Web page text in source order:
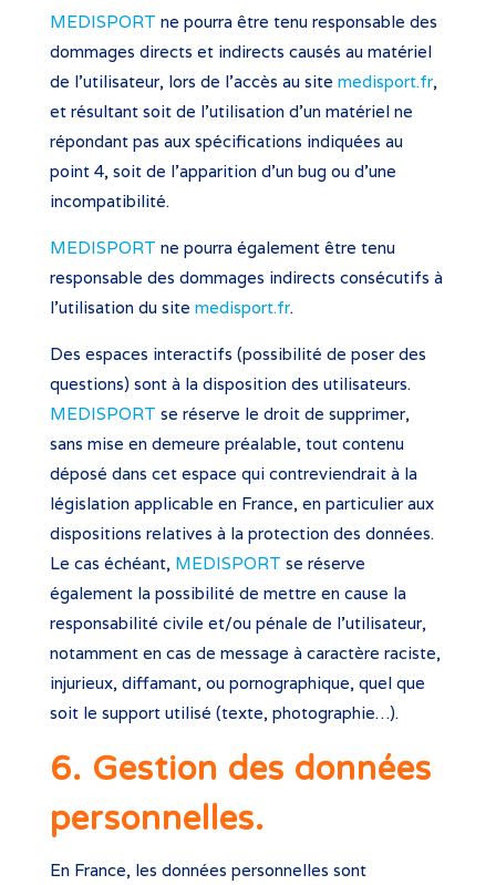
MEDISPORT ne pourra être tenu responsable des
dommages directs et indirects causés au matériel
de l’utilisateur, lors de l’accès au site medisport.fr,
et résultant soit de l’utilisation d’un matériel ne
répondant pas aux spécifications indiquées au
point 4, soit de l’apparition d’un bug ou d’une
incompatibilité.
MEDISPORT ne pourra également être tenu
responsable des dommages indirects consécutifs à
l’utilisation du site medisport.fr.
Des espaces interactifs (possibilité de poser des
questions) sont à la disposition des utilisateurs.
MEDISPORT se réserve le droit de supprimer,
sans mise en demeure préalable, tout contenu
déposé dans cet espace qui contreviendrait à la
législation applicable en France, en particulier aux
dispositions relatives à la protection des données.
Le cas échéant, MEDISPORT se réserve
également la possibilité de mettre en cause la
responsabilité civile et/ou pénale de l’utilisateur,
notamment en cas de message à caractère raciste,
injurieux, diffamant, ou pornographique, quel que
soit le support utilisé (texte, photographie…).
6. Gestion des données
personnelles.
En France, les données personnelles sont